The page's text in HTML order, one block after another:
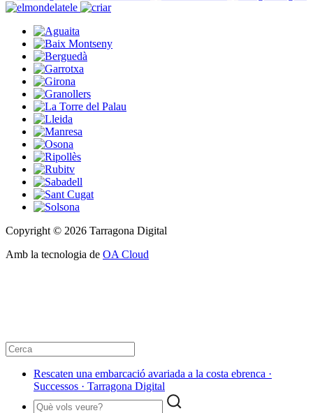
Copyright © 2026 Tarragona Digital
Amb la tecnologia de OA Cloud
Rescaten una embarcació avariada a la costa ebrenca ·
Successos · Tarragona Digital